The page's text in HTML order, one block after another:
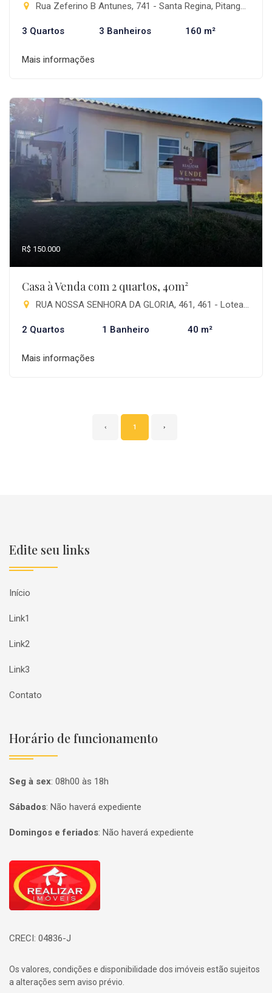
Rua Zeferino B Antunes, 741 - Santa Regina, Pitanga-PR
3 Quartos 3 Banheiros 160 m²
Mais informações
R$ 150.000
Casa à Venda com 2 quartos, 40m²
RUA NOSSA SENHORA DA GLORIA, 461, 461 - Loteamento Nova Conquista, Pitanga-PR
2 Quartos 1 Banheiro 40 m²
Mais informações
‹ 1 ›
Edite seu links
Início
Link1
Link2
Link3
Contato
Horário de funcionamento
Seg à sex: 08h00 às 18h
Sábados: Não haverá expediente
Domingos e feriados: Não haverá expediente
Página inicial
CRECI: 04836-J
Os valores, condições e disponibilidade dos imóveis estão sujeitos
a alterações sem aviso prévio.